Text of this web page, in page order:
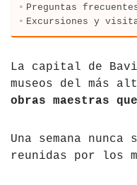
Venezuela
Qatar
Tíbet
Hungría
Irlanda
Italia
Preguntas
Excursiones y
La capital de
museos del más
obras maestras
Una semana
reunidas por los